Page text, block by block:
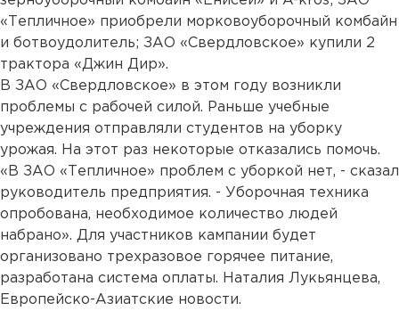
«Тепличное» приобрели морковоуборочный комбайн
и ботвоудолитель; ЗАО «Свердловское» купили 2
трактора «Джин Дир».
В ЗАО «Свердловское» в этом году возникли
проблемы с рабочей силой. Раньше учебные
учреждения отправляли студентов на уборку
урожая. На этот раз некоторые отказались помочь.
«В ЗАО «Тепличное» проблем с уборкой нет, - сказал
руководитель предприятия. - Уборочная техника
опробована, необходимое количество людей
набрано». Для участников кампании будет
организовано трехразовое горячее питание,
разработана система оплаты. Наталия Лукьянцева,
Европейско-Азиатские новости.